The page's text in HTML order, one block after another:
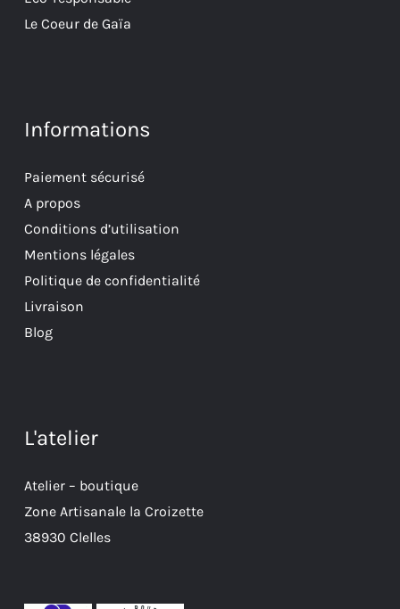
Le Coeur de Gaïa
Informations
Paiement sécurisé
A propos
Conditions d’utilisation
Mentions légales
Politique de confidentialité
Livraison
Blog
L'atelier
Atelier – boutique
Zone Artisanale la Croizette
38930 Clelles